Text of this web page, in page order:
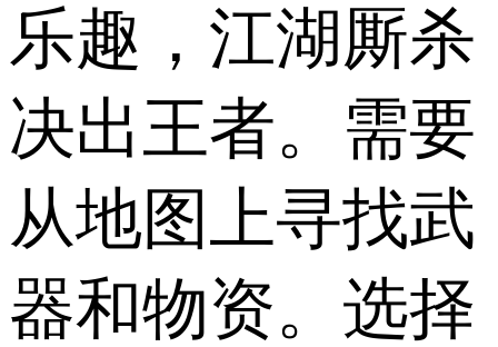
乐趣，江湖厮杀
决出王者。需要
从地图上寻找武
器和物资。选择